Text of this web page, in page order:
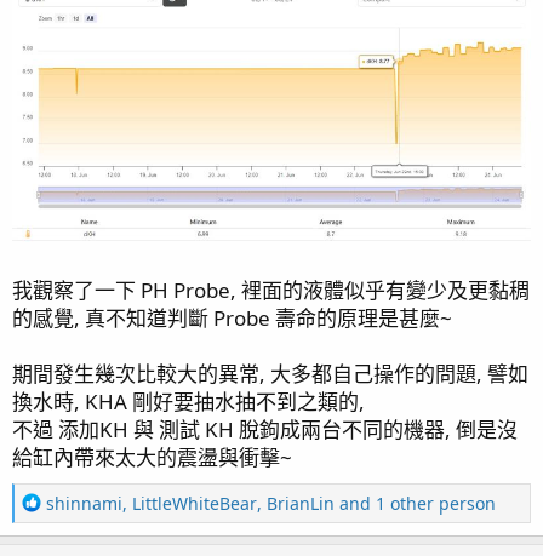
s
我觀察了一下 PH Probe, 裡面的液體似乎有變少及更黏稠
的感覺, 真不知道判斷 Probe 壽命的原理是甚麼~
期間發生幾次比較大的異常, 大多都自己操作的問題, 譬如
換水時, KHA 剛好要抽水抽不到之類的,
不過 添加KH 與 測試 KH 脫鉤成兩台不同的機器, 倒是沒
給缸內帶來太大的震盪與衝擊~
R
e
shinnami, LittleWhiteBear, BrianLin and 1 other person